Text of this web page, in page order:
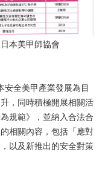
本美甲師協會
安全美甲產業發展為目
，同時積極開展相關活
規範》，並納入合法合
相關內容，包括「應對
以及新推出的安全對策